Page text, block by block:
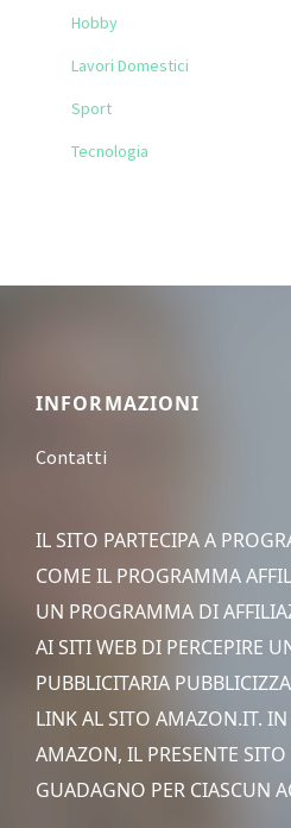
Hobby
Lavori Domestici
Sport
Tecnologia
Footer
INFORMAZIONI
Contatti
IL SITO PARTECIPA A
COME IL PROGRAMMA
UN PROGRAMMA DI
AI SITI WEB DI PERCEPIRE
PUBBLICITARIA
LINK AL SITO AMAZON.IT.
AMAZON, IL PRESENTE SITO
GUADAGNO PER CIASCUN